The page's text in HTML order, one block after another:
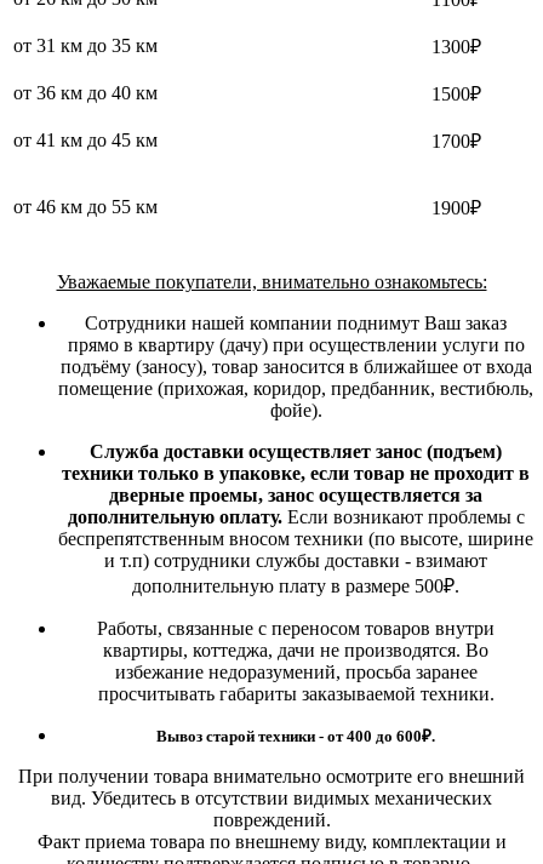
от 31 км до 35 км 1300₽
от 36 км до 40 км 1500₽
от 41 км до 45 км 1700₽
от 46 км до 55 км 1900₽
Уважаемые покупатели, внимательно ознакомьтесь:
Сотрудники нашей компании поднимут Ваш заказ
прямо в квартиру (дачу) при осуществлении услуги по
подъёму (заносу), товар заносится в ближайшее от входа
помещение (прихожая, коридор, предбанник, вестибюль,
фойе).
Служба доставки осуществляет занос (подъем)
техники только в упаковке, если товар не проходит в
дверные проемы, занос осуществляется за
дополнительную оплату. Если возникают проблемы с
беспрепятственным вносом техники (по высоте, ширине
и т.п) сотрудники службы доставки - взимают
дополнительную плату в размере 500₽.
Работы, связанные с переносом товаров внутри
квартиры, коттеджа, дачи не производятся. Во
избежание недоразумений, просьба заранее
просчитывать габариты заказываемой техники.
Вывоз старой техники - от 400 до 600₽.
При получении товара внимательно осмотрите его внешний
вид. Убедитесь в отсутствии видимых механических
повреждений.
Факт приема товара по внешнему виду, комплектации и